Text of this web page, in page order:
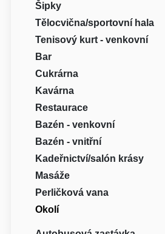
Šipky
Tělocvična/sportovní hala
Tenisový kurt - venkovní
Bar
Cukrárna
Kavárna
Restaurace
Bazén - venkovní
Bazén - vnitřní
Kadeřnictví/salón krásy
Masáže
Perličková vana
Okolí